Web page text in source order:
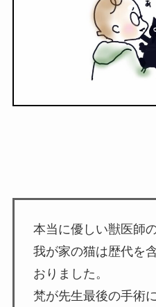
本当に優しい獣医師
我が家の猫は歴代を
おりました。
梵が先生最後の手術